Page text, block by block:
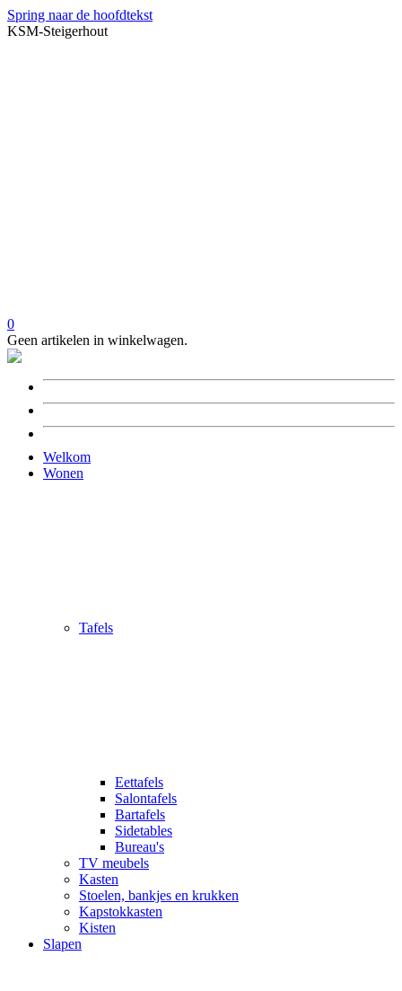
Spring naar de hoofdtekst
KSM-Steigerhout
0
Geen artikelen in winkelwagen.
Welkom
Wonen
Tafels
Eettafels
Salontafels
Bartafels
Sidetables
Bureau's
TV meubels
Kasten
Stoelen, bankjes en krukken
Kapstokkasten
Kisten
Slapen